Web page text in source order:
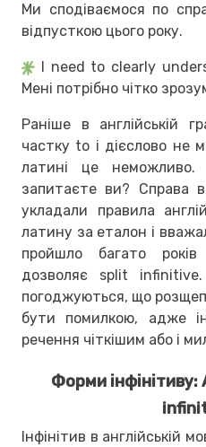
Ми сподіваємося по
відпусткою цього року.
I need to clearly
Мені потрібно чітко
Раніше в англійській
частку to і дієслово не
латині це
запитаєте ви? Справа
укладали правила
латину за еталон і
пройшло багато років
дозволяє split infinitive.
погоджуються, що
бути помилкою, адже
речення чіткішим або і
Форми
Інфінітив в англійській